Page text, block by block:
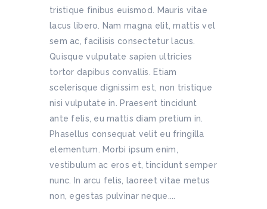
tristique finibus euismod. Mauris vitae
lacus libero. Nam magna elit, mattis vel
sem ac, facilisis consectetur lacus.
Quisque vulputate sapien ultricies
tortor dapibus convallis. Etiam
scelerisque dignissim est, non tristique
nisi vulputate in. Praesent tincidunt
ante felis, eu mattis diam pretium in.
Phasellus consequat velit eu fringilla
elementum. Morbi ipsum enim,
vestibulum ac eros et, tincidunt semper
nunc. In arcu felis, laoreet vitae metus
non, egestas pulvinar neque....